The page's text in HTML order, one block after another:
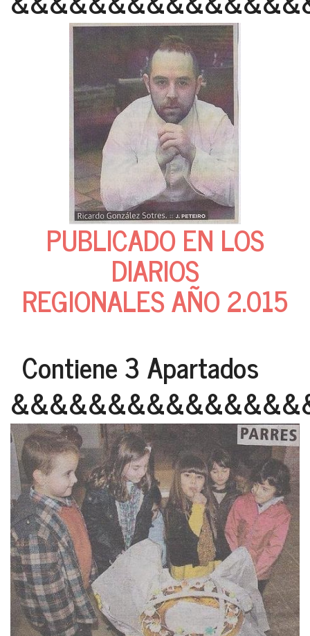
PUBLICADO EN LOS
DIARIOS
REGIONALES AÑO 2.015
Contiene 3 Apartados